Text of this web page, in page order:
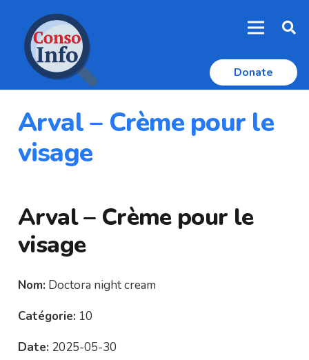
Donate
Arval – Crème pour le
visage
Arval – Crème pour le
visage
Nom: Doctora night cream
Catégorie: 10
Date: 2025-05-30